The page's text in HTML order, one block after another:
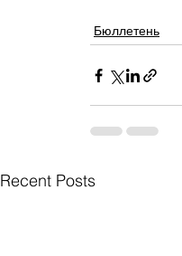
Бюллетень
Recent Posts